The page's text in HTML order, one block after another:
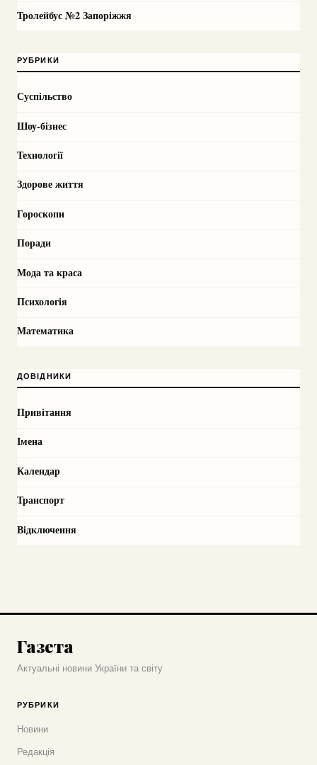
Тролейбус №2 Запоріжжя
РУБРИКИ
Суспільство
Шоу-бізнес
Технології
Здорове життя
Гороскопи
Поради
Мода та краса
Психологія
Математика
ДОВІДНИКИ
Привітання
Імена
Календар
Транспорт
Відключення
Газета
Актуальні новини України та світу
РУБРИКИ
Новини
Редакція